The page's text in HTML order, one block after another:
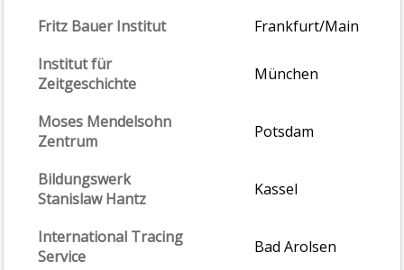
Fritz Bauer Institut
Frankfurt/Main
Institut für
Zeitgeschichte
München
Moses Mendelsohn
Zentrum
Potsdam
Bildungswerk
Stanislaw Hantz
Kassel
International Tracing
Service
Bad Arolsen